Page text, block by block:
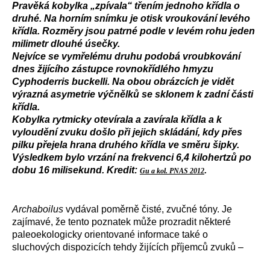
Pravěká kobylka „zpívala“ třením jednoho křídla o
druhé. Na horním snímku je otisk vroukování levého
křídla. Rozměry jsou patrné podle v levém rohu jeden
milimetr dlouhé úsečky.
Nejvíce se vymřelému druhu podobá vroubkování
dnes žijícího zástupce rovnokřídlého hmyzu
Cyphoderris buckelli. Na obou obrázcích je vidět
výrazná asymetrie výčnělků se sklonem k zadní části
křídla.
Kobylka rytmicky otevírala a zavírala křídla a k
vyloudění zvuku došlo při jejich skládání, kdy přes
pilku přejela hrana druhého křídla ve směru šipky.
Výsledkem bylo vrzání na frekvenci 6,4 kilohertzů po
dobu 16 milisekund. Kredit: Gu a kol. PNAS 2012.
Archaboilus vydával poměrně čisté, zvučné tóny. Je
zajímavé, že tento poznatek může prozradit některé
paleoekologicky orientované informace také o
sluchových dispozicích tehdy žijících příjemců zvuků –